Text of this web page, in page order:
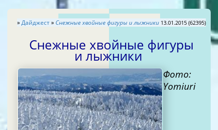
»Дайджест» Снежные хвойные фигуры и лыжники 13.01.2015 (62395)
Снежные хвойные фигуры
и лыжники
Фото:
Yomiuri